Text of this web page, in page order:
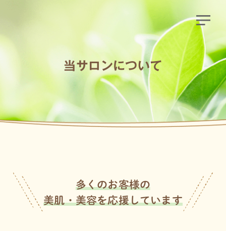
当サロンについて
多くのお客様の
美肌・美容を応援しています